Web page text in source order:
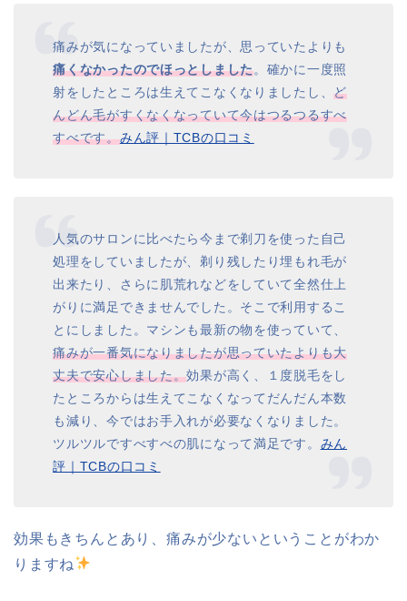
痛みが気になっていましたが、思っていたよりも
痛くなかったのでほっとしました。確かに一度照
射をしたところは生えてこなくなりましたし、ど
んどん毛がすくなくなっていて今はつるつるすべ
すべです。みん評｜TCBの口コミ
人気のサロンに比べたら今まで剃刀を使った自己
処理をしていましたが、剃り残したり埋もれ毛が
出来たり、さらに肌荒れなどをしていて全然仕上
がりに満足できませんでした。そこで利用するこ
とにしました。マシンも最新の物を使っていて、
痛みが一番気になりましたが思っていたよりも大
丈夫で安心しました。効果が高く、１度脱毛をし
たところからは生えてこなくなってだんだん本数
も減り、今ではお手入れが必要なくなりました。
ツルツルですべすべの肌になって満足です。 みん
評｜TCBの口コミ
効果もきちんとあり、痛みが少ないということがわか
りますね